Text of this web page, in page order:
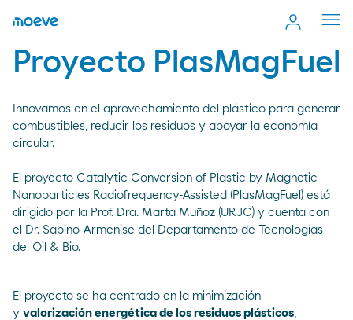
Proyecto PlasMagFuel
Innovamos en el aprovechamiento del plástico para generar
combustibles, reducir los residuos y apoyar la economía
circular.
El proyecto Catalytic Conversion of Plastic by Magnetic
Nanoparticles Radiofrequency-Assisted (PlasMagFuel) está
dirigido por la Prof. Dra. Marta Muñoz (URJC) y cuenta con
el Dr. Sabino Armenise del Departamento de Tecnologías
del Oil & Bio.
El proyecto se ha centrado en la minimización
y valorización energética de los residuos plásticos,